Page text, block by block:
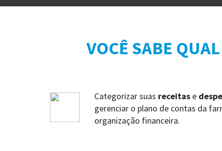
VOCÊ SABE
Categorizar suas receitase
gerenciar o plano de contas da
organização financeira.